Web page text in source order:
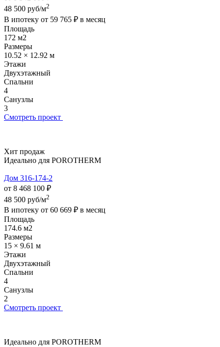
48 500 руб/м2
В ипотеку от 59 765 ₽ в месяц
Площадь
172 м2
Размеры
10.52 × 12.92 м
Этажи
Двухэтажный
Спальни
4
Санузлы
3
Смотреть проект
Хит продаж
Идеально для POROTHERM
Дом 316-174-2
от 8 468 100 ₽
48 500 руб/м2
В ипотеку от 60 669 ₽ в месяц
Площадь
174.6 м2
Размеры
15 × 9.61 м
Этажи
Двухэтажный
Спальни
4
Санузлы
2
Смотреть проект
Идеально для POROTHERM